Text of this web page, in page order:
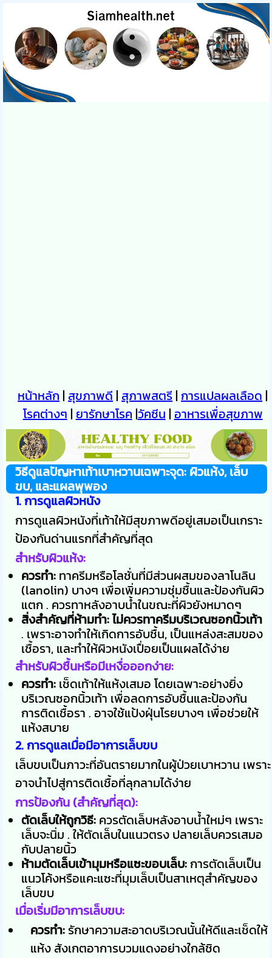
หน้าหลัก | สุขภาพดี | สุภาพสตรี|การแปลผลเลือด |
โรคต่างๆ | ยารักษาโรค |วัคซีน | อาหารเพื่อสุขภาพ
วิธีดูแลปัญหาเท้าเบาหวานเฉพาะจุด: ผิวแห้ง, เล็บ
ขบ, และแผลพุพอง
1. การดูแลผิวหนัง
การดูแลผิวหนังที่เท้าให้มีสุขภาพดีอยู่เสมอเป็นเกราะ
ป้องกันด่านแรกที่สำคัญที่สุด
สำหรับผิวแห้ง:
ควรทำ: ทาครีมหรือโลชั่นที่มีส่วนผสมของลาโนลิน
(lanolin) บางๆ เพื่อเพิ่มความชุ่มชื้นและป้องกันผิว
แตก . ควรทาหลังอาบน้ำในขณะที่ผิวยังหมาดๆ
สิ่งสำคัญที่ห้ามทำ:ไม่ควรทาครีมบริเวณซอกนิ้วเท้า
. เพราะอาจทำให้เกิดการอับชื้น, เป็นแหล่งสะสมของ
เชื้อรา, และทำให้ผิวหนังเปื่อยเป็นแผลได้ง่าย
สำหรับผิวชื้นหรือมีเหงื่อออกง่าย:
ควรทำ: เช็ดเท้าให้แห้งเสมอ โดยเฉพาะอย่างยิ่ง
บริเวณซอกนิ้วเท้า เพื่อลดการอับชื้นและป้องกัน
การติดเชื้อรา . อาจใช้แป้งฝุ่นโรยบางๆ เพื่อช่วยให้
แห้งสบาย
2. การดูแลเมื่อมีอาการเล็บขบ
เล็บขบเป็นภาวะที่อันตรายมากในผู้ป่วยเบาหวาน เพราะ
อาจนำไปสู่การติดเชื้อที่ลุกลามได้ง่าย
การป้องกัน (สำคัญที่สุด):
ตัดเล็บให้ถูกวิธี: ควรตัดเล็บหลังอาบน้ำใหม่ๆ เพราะ
เล็บจะนิ่ม . ให้ตัดเล็บในแนวตรง ปลายเล็บควรเสมอ
กับปลายนิ้ว
ห้ามตัดเล็บเข้ามุมหรือแซะขอบเล็บ:การตัดเล็บเป็น
แนวโค้งหรือแคะแซะที่มุมเล็บเป็นสาเหตุสำคัญของ
เล็บขบ
เมื่อเริ่มมีอาการเล็บขบ:
ควรทำ: รักษาความสะอาดบริเวณนั้นให้ดีและเช็ดให้
แห้ง สังเกตอาการบวมแดงอย่างใกล้ชิด